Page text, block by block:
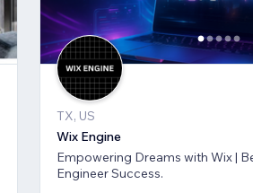
TX, US
Wix Engine
Empowering Dreams with Wix |
Engineer Success.